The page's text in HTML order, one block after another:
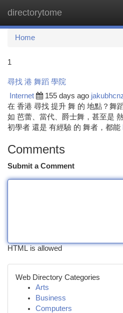
directorytome
Home
1
尋找 港 舞蹈 學院
Internet 155 days ago
在 香港 尋找 提升 舞 的 地點？舞
如 芭蕾、當代、爵士舞，甚至是
初學者 還是 有經驗 的 舞者，都能
Comments
Submit a Comment
HTML is allowed
Web Directory Categories
Arts
Business
Computers